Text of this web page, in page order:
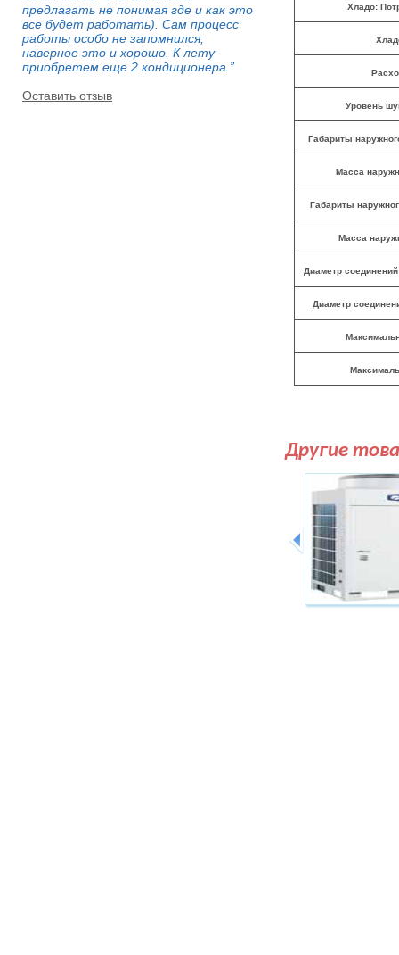
Хладо:
Уровень
Габариты
Масса
Габариты
Масса
Диаметр
Диаметр
Другие
предлагать не понимая где и как это
все будет работать). Сам процесс
работы особо не запомнился,
наверное это и хорошо. К лету
приобретем еще 2 кондиционера.”
Оставить отзыв